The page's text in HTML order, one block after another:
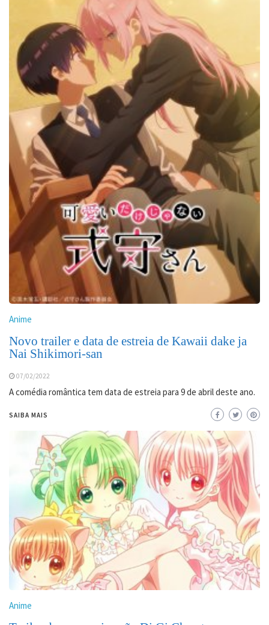
Anime
Novo trailer e data de estreia de Kawaii dake ja
Nai Shikimori-san
07/02/2022
A comédia romântica tem data de estreia para 9 de abril deste ano.
SAIBA MAIS
Anime